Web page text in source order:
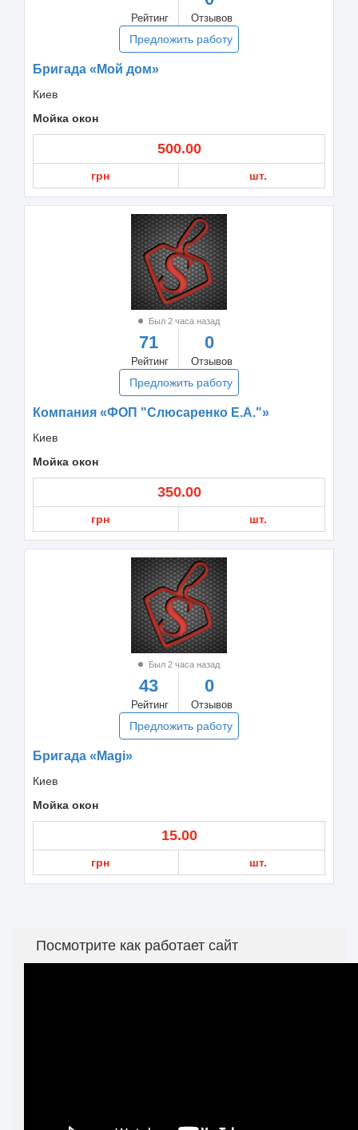
Рейтинг Отзывов
Предложить работу
Бригада «Мой дом»
Киев
Мойка окон
500.00
грн шт.
Был 2 часа назад
71
Рейтинг
0
Отзывов
Предложить работу
Компания «ФОП "Слюсаренко Е.А."»
Киев
Мойка окон
350.00
грн шт.
Был 2 часа назад
43
Рейтинг
0
Отзывов
Предложить работу
Бригада «Magi»
Киев
Мойка окон
15.00
грн шт.
Посмотрите как работает сайт